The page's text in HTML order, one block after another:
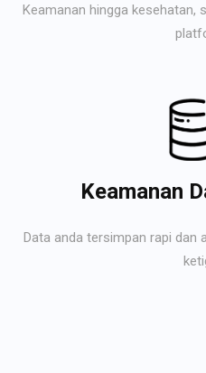
Keamanan hingga kesehatan,
Keamanan
Data anda tersimpan rapi dan